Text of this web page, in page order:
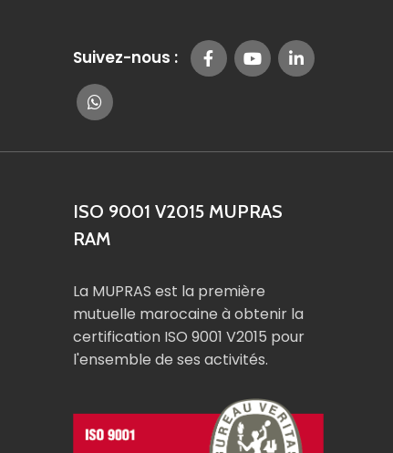
Suivez-nous :
ISO 9001 V2015 MUPRAS
RAM
La MUPRAS est la première
mutuelle marocaine à obtenir la
certification ISO 9001 V2015 pour
l'ensemble de ses activités.